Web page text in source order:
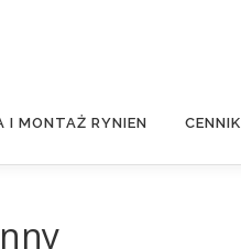
I MONTAŻ RYNIEN CENNIK